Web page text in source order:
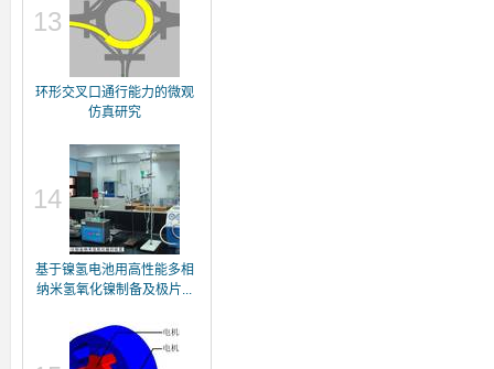
13
环形交叉口通行能力的微观
仿真研究
14
基于镍氢电池用高性能多相
纳米氢氧化镍制备及极片...